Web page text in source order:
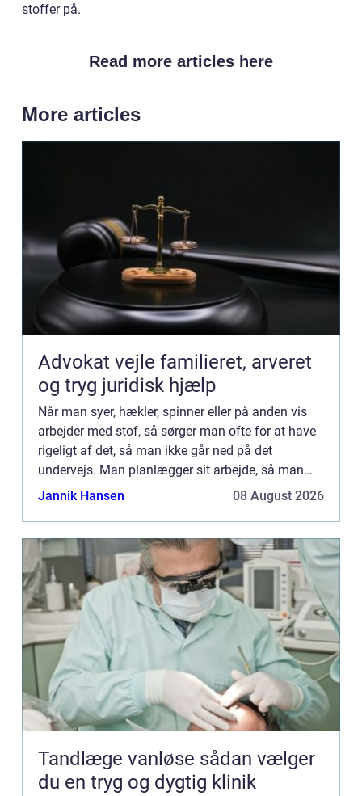
stoffer på.
Read more articles here
More articles
Advokat vejle familieret, arveret
og tryg juridisk hjælp
Når man syer, hækler, spinner eller på anden vis
arbejder med stof, så sørger man ofte for at have
rigeligt af det, så man ikke går ned på det
undervejs. Man planlægger sit arbejde, så man
ikke skal gøre ophold undervejs og ud at hente
Jannik Hansen 08 August 2026
Tandlæge vanløse sådan vælger
du en tryg og dygtig klinik